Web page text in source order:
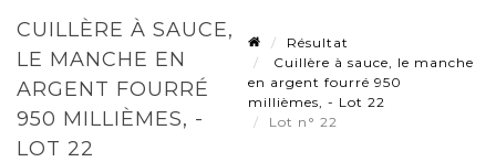
CUILLÈRE À SAUCE,
LE MANCHE EN
ARGENT FOURRÉ
950 MILLIÈMES, -
LOT 22
Résultat
Cuillère à sauce, le manche
en argent fourré 950
millièmes, - Lot 22
Lot n° 22